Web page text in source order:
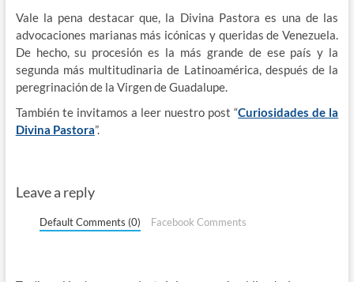
Vale la pena destacar que, la Divina Pastora es una de las
advocaciones marianas más icónicas y queridas de Venezuela.
De hecho, su procesión es la más grande de ese país y la
segunda más multitudinaria de Latinoamérica, después de la
peregrinación de la Virgen de Guadalupe.
También te invitamos a leer nuestro post “Curiosidades de la
Divina Pastora”.
Leave a reply
Default Comments (0) Facebook Comments